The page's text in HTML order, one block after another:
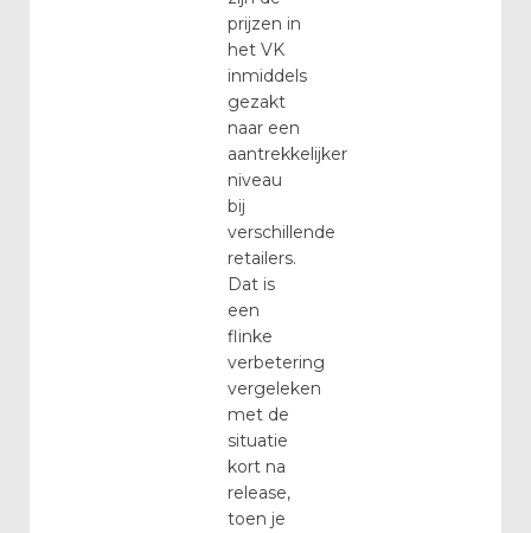
prijzen in
het VK
inmiddels
gezakt
naar een
aantrekkelijker
niveau
bij
verschillende
retailers.
Dat is
een
flinke
verbetering
vergeleken
met de
situatie
kort na
release,
toen je